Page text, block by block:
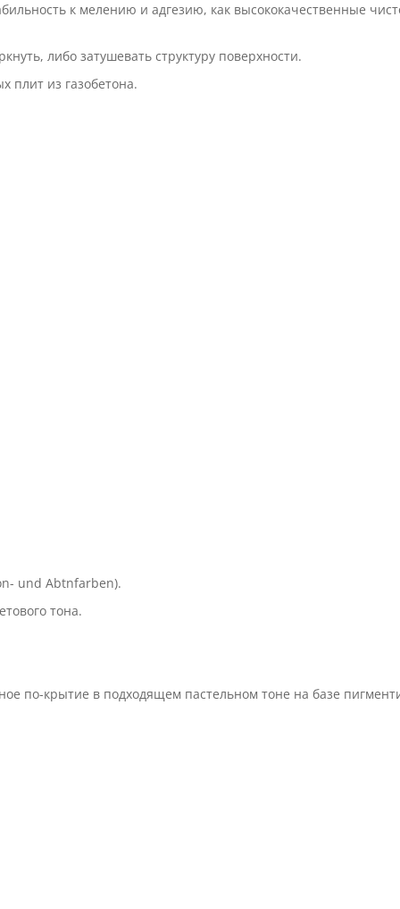
к мелению и адгезию, как высококачественные
либо затушевать структуру поверхности.
плит из газобетона.
und Abtnfarben).
тона.
по-крытие в подходящем пастельном тоне на базе